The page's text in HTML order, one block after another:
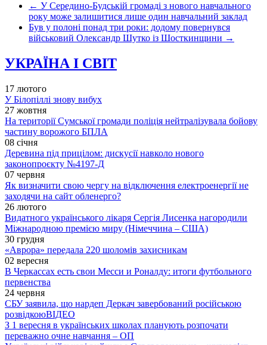
← У Середино-Будській громаді з нового навчального
року може залишитися лише один навчальний заклад
Був у полоні понад три роки: додому повернувся
військовий Олександр Шутко із Шосткинщини →
УКРАЇНА І СВІТ
17 лютого
У Білопіллі знову вибух
27 жовтня
На території Сумської громади поліція нейтралізувала бойову
частину ворожого БПЛА
08 січня
Деревина під прицілом: дискусії навколо нового
законопроєкту №4197-Д
07 червня
Як визначити свою чергу на відключення електроенергії не
заходячи на сайт обленерго?
26 лютого
Видатного українського лікаря Сергія Лисенка нагородили
Міжнародною премією миру (Німеччина – США)
30 грудня
«Аврора» передала 220 шоломів захисникам
02 вересня
В Черкассах есть свои Месси и Роналду: итоги футбольного
первенства
24 червня
СБУ заявила, що нардеп Деркач завербований російською
розвідкоюВІДЕО
З 1 вересня в українських школах планують розпочати
переважно очне навчання – ОП